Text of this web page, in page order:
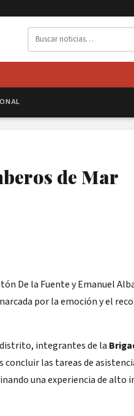
de Mar
De la Fuente y Emanuel
por la emoción y el
distrito, integrantes de la
las tareas de
una experiencia de alto